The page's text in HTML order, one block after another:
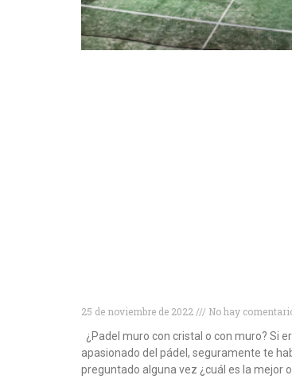
25 de noviembre de 2022
No hay
¿Padel muro con cristal o con muro? Si
apasionado del pádel, seguramente te
preguntado alguna vez ¿cuál es la mejor